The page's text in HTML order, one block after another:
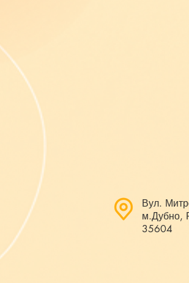
Вул.
м.Дубно,
35604